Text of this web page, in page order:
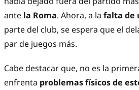
ante la Roma. Ahora, a la falta de
parte del club, se espera que el
par de juegos más.
Cabe destacar que, no es la
enfrenta problemas físicos de